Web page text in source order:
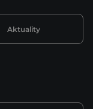
Aktuality